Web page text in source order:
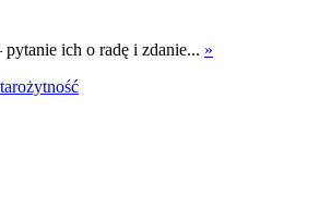
ich o radę i zdanie... »